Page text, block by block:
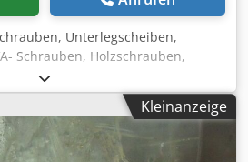
Unterlegscheiben,
Schrauben, Holzschrauben,
Crjdpfsipapqjx Aidsf -
Fassadenbauschraube mit EPDM-
-Typ: BZ 8,0 x 150 M10x50 -
2 Karton vorhanden -Preis:
kg/Karton
Kleinanzeige